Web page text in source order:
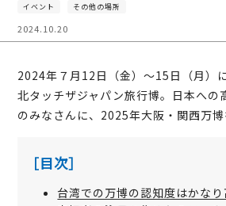
イベント その他の場所
2024.10.20
2024年７月12日（金）～15日（月）
北タッチザジャパン旅行博。日本への
のみなさんに、2025年大阪・関西万博
［目次］
台湾での万博の認知度はかなり